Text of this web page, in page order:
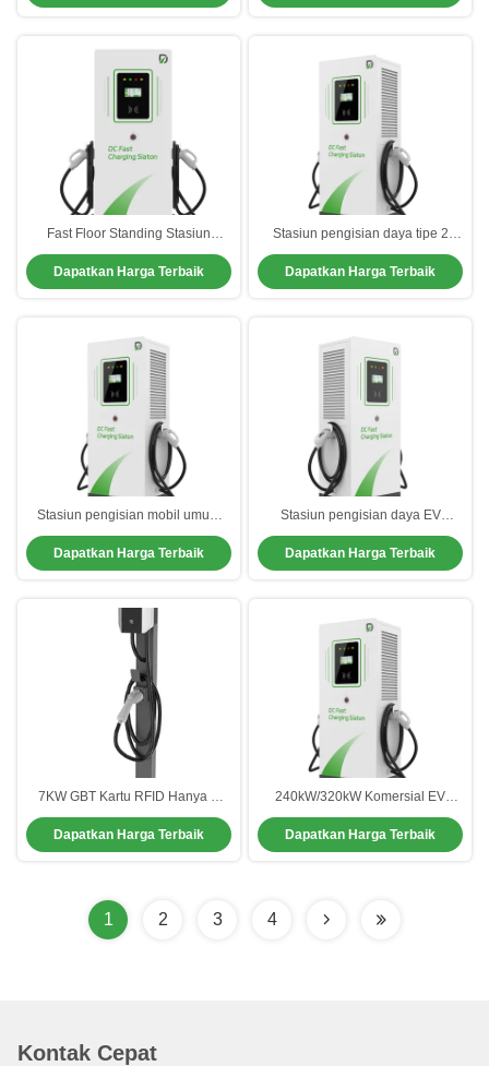
Senjata Ganda
Fast Floor Standing Stasiun
Pengisian Mobil Umum DC Quick
Charger
Dapatkan Harga Terbaik
Stasiun pengisian daya tipe 2
residensial efisiensi tinggi pengisi
daya mobil hibrida
Dapatkan Harga Terbaik
Stasiun pengisian mobil umum
universal yang berdiri di lantai 3
Fase Home Ev Charger
Dapatkan Harga Terbaik
Stasiun pengisian daya EV
Residential Waterproof Berkinerja
Tinggi
Dapatkan Harga Terbaik
7KW GBT Kartu RFID Hanya 3
Fase Car Charger 220V- 240V
Wall Box Stasiun Pengisian
Dapatkan Harga Terbaik
240kW/320kW Komersial EV
Charger Stasiun pengisian mobil
listrik
Dapatkan Harga Terbaik
1 2 3 4
Kontak Cepat